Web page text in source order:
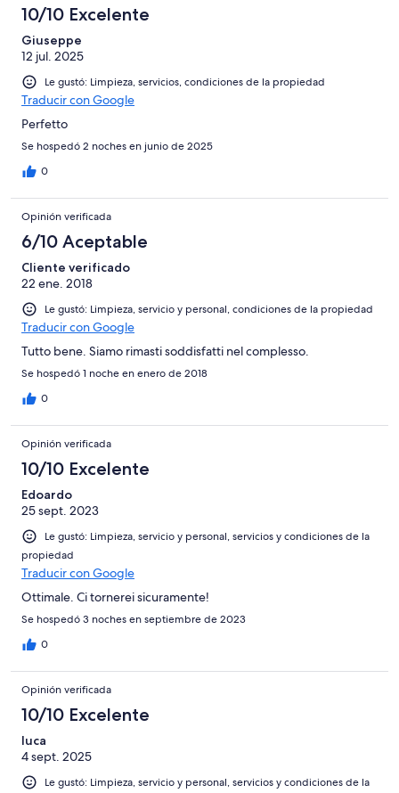
10/10 Excelente
Giuseppe
12 jul. 2025
Le gustó: Limpieza, servicios, condiciones de la propiedad
Traducir con Google
Perfetto
Se hospedó 2 noches en junio de 2025
0
Opinión verificada
6/10 Aceptable
Cliente verificado
22 ene. 2018
Le gustó: Limpieza, servicio y personal, condiciones de la propiedad
Traducir con Google
Tutto bene. Siamo rimasti soddisfatti nel complesso.
Se hospedó 1 noche en enero de 2018
0
Opinión verificada
10/10 Excelente
Edoardo
25 sept. 2023
Le gustó: Limpieza, servicio y personal, servicios y condiciones de la
propiedad
Traducir con Google
Ottimale. Ci tornerei sicuramente!
Se hospedó 3 noches en septiembre de 2023
0
Opinión verificada
10/10 Excelente
luca
4 sept. 2025
Le gustó: Limpieza, servicio y personal, servicios y condiciones de la